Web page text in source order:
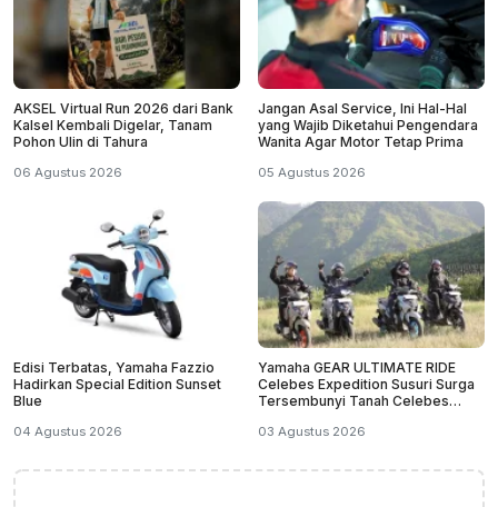
AKSEL Virtual Run 2026 dari Bank
Kalsel Kembali Digelar, Tanam
Pohon Ulin di Tahura
06 Agustus 2026
Jangan Asal Service, Ini Hal-Hal
yang Wajib Diketahui Pengendara
Wanita Agar Motor Tetap Prima
05 Agustus 2026
Edisi Terbatas, Yamaha Fazzio
Hadirkan Special Edition Sunset
Blue
04 Agustus 2026
Yamaha GEAR ULTIMATE RIDE
Celebes Expedition Susuri Surga
Tersembunyi Tanah Celebes
03 Agustus 2026